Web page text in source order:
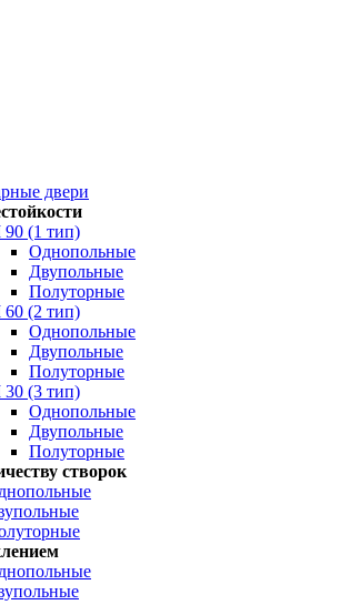
двери
90 (1 тип)
Однопольные
Двупольные
Полуторные
60 (2 тип)
Однопольные
Двупольные
Полуторные
30 (3 тип)
Однопольные
Двупольные
Полуторные
створок